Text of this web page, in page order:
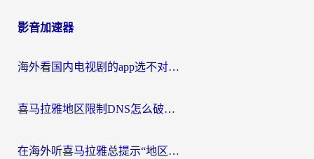
影音加速器
海外看国内电视剧的app选不对？这份回国加速器避坑指南帮你流畅追剧
喜马拉雅地区限制DNS怎么破？海外党听国内音乐听书的终极解决方案
在海外听喜马拉雅总提示“地区限制”？3步轻松解除+听国内音乐全攻略